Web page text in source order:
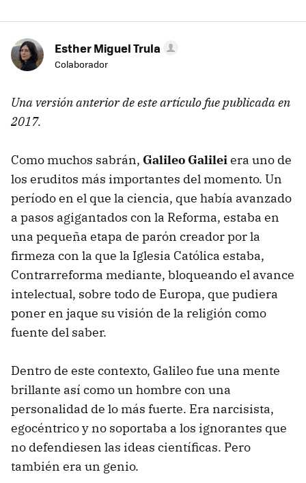
Esther Miguel Trula
Colaborador
Una versión anterior de este artículo fue publicada en
2017.
Como muchos sabrán, Galileo Galileiera uno de
los eruditos más importantes del momento. Un
período en el que la ciencia, que había avanzado
a pasos agigantados con la Reforma, estaba en
una pequeña etapa de parón creador por la
firmeza con la que la Iglesia Católica estaba,
Contrarreforma mediante, bloqueando el avance
intelectual, sobre todo de Europa, que pudiera
poner en jaque su visión de la religión como
fuente del saber.
Dentro de este contexto, Galileo fue una mente
brillante así como un hombre con una
personalidad de lo más fuerte. Era narcisista,
egocéntrico y no soportaba a los ignorantes que
no defendiesen las ideas científicas. Pero
también era un genio.